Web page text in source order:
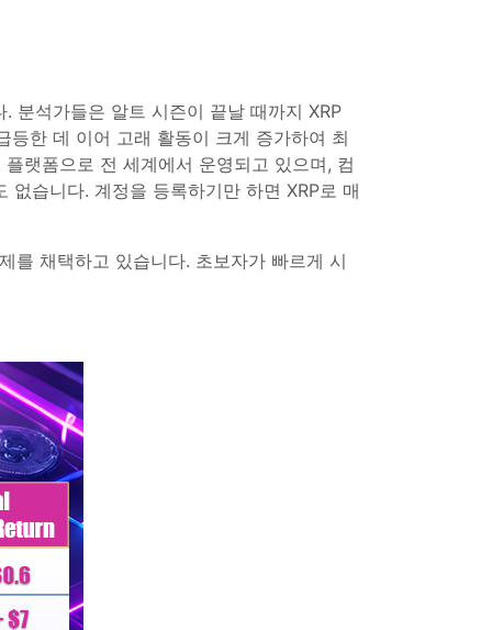
분석가들은 알트 시즌이 끝날 때까지 XRP
등한 데 이어 고래 활동이 크게 증가하여 최
랫폼으로 전 세계에서 운영되고 있으며, 컴
습니다. 계정을 등록하기만 하면 XRP로 매
를 채택하고 있습니다. 초보자가 빠르게 시